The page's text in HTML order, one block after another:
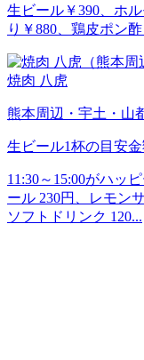
生ビール￥390、ホ
り￥880、鶏皮ポン
焼肉 八虎
熊本周辺・宇土・山
生ビール1杯の目安金
11:30～15:00がハッ
ール 230円、レモン
ソフトドリンク 120...